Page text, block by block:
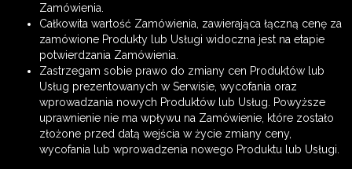
Zamówienia.
Całkowita wartość Zamówienia, zawierająca łączną cenę za
zamówione Produkty lub Usługi widoczna jest na etapie
potwierdzania Zamówienia.
Zastrzegam sobie prawo do zmiany cen Produktów lub
Usług prezentowanych w Serwisie, wycofania oraz
wprowadzania nowych Produktów lub Usług. Powyższe
uprawnienie nie ma wpływu na Zamówienie, które zostało
złożone przed datą wejścia w życie zmiany ceny,
wycofania lub wprowadzenia nowego Produktu lub Usługi.